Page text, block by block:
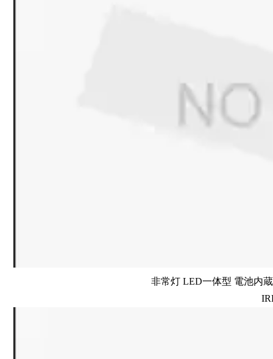
非常灯 LED一体型 電池内